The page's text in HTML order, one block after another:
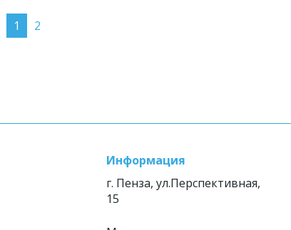
1 2
Информация
г. Пенза, ул.Перспективная,
15